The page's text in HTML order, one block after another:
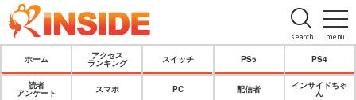
menu
search
ホーム
アクセス
ランキング
スイッチ PS5 PS4
読者
アンケート
スマホ PC 配信者
インサイドちゃ
ん